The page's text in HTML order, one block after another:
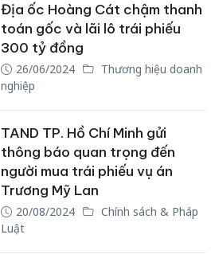
Địa ốc Hoàng Cát chậm thanh
toán gốc và lãi lô trái phiếu
300 tỷ đồng
26/06/2024
Thương hiệu doanh
nghiệp
TAND TP. Hồ Chí Minh gửi
thông báo quan trọng đến
người mua trái phiếu vụ án
Trương Mỹ Lan
20/08/2024
Chính sách & Pháp
Luật